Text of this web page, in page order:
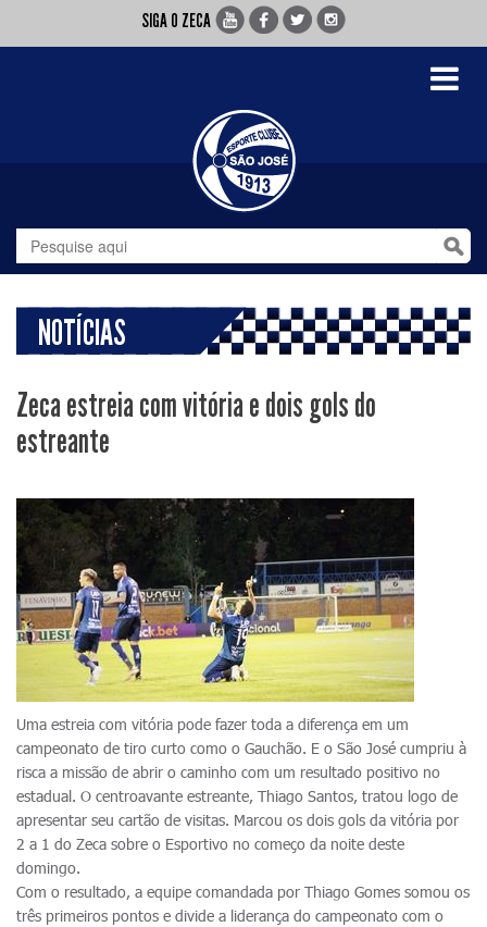
SIGA O ZECA
Toggle
NOTÍCIAS
Zeca estreia com vitória e dois gols do
estreante
Uma estreia com vitória pode fazer toda a diferença em um
campeonato de tiro curto como o Gauchão. E o São José cumpriu à
risca a missão de abrir o caminho com um resultado positivo no
estadual. O centroavante estreante, Thiago Santos, tratou logo de
apresentar seu cartão de visitas. Marcou os dois gols da vitória por
2 a 1 do Zeca sobre o Esportivo no começo da noite deste
domingo.
Com o resultado, a equipe comandada por Thiago Gomes somou os
três primeiros pontos e divide a liderança do campeonato com o